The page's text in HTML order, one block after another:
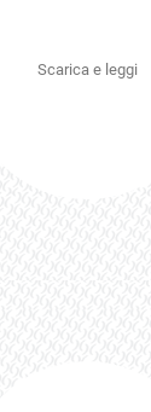
Scarica e leggi